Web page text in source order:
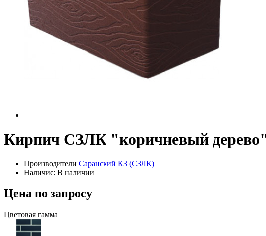
Кирпич СЗЛК "коричневый
Производители Саранский КЗ (СЗЛК)
Наличие: В наличии
Цена по запросу
Цветовая гамма